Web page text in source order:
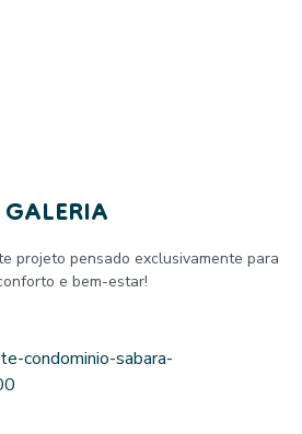
GALERIA
projeto pensado exclusivamente para
e bem-estar!